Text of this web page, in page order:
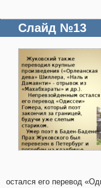
Слайд №13
остался его перевод